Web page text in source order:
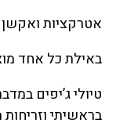
אטרקציות ואקשן
באילת כל אחד
טיולי ג’יפים
בראשיתי וזריחות